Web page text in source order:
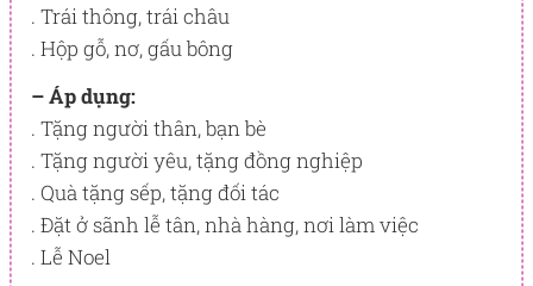
PointSight có giá trị dùng để trừ trực tiếp vào đơn hàng hoặc
đổi quà tặng ưu đãi tại Flowersight.
Đăng nhập
chính xác nhất dành cho bạn.
. Trái thông, trái châu
. Hộp gỗ, nơ, gấu bông
– Áp dụng:
. Tặng người thân, bạn bè
. Tặng người yêu, tặng đồng nghiệp
. Quà tặng sếp, tặng đối tác
. Đặt ở sãnh lễ tân, nhà hàng, nơi làm việc
. Lễ Noel